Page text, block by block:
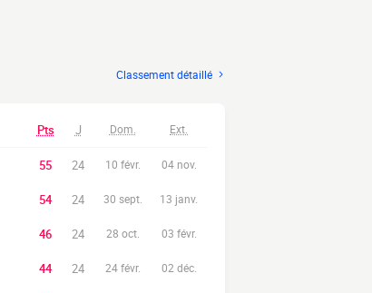
Classement détaillé
Pts J Dom. Ext.
55 24 10 févr. 04 nov.
54 24 30 sept. 13 janv.
46 24 28 oct. 03 févr.
44 24 24 févr. 02 déc.